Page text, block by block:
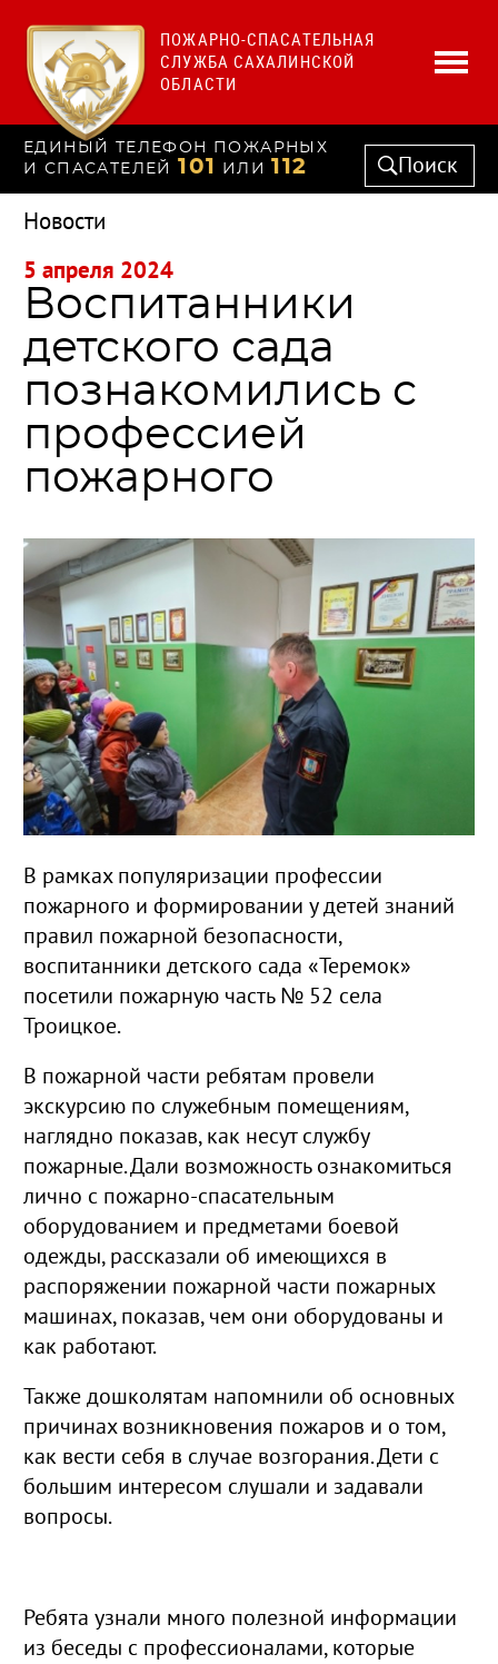
ПОЖАРНО-СПАСАТЕЛЬНАЯ
СЛУЖБА САХАЛИНСКОЙ
ОБЛАСТИ
ЕДИНЫЙ ТЕЛЕФОН ПОЖАРНЫХ
И СПАСАТЕЛЕЙ 101 ИЛИ 112 Поиск
Новости
Воспитанники
детского сада
познакомились с
профессией
пожарного
В рамках популяризации профессии
пожарного и формировании у детей знаний
правил пожарной безопасности,
воспитанники детского сада «Теремок»
посетили пожарную часть № 52 села
Троицкое.
В пожарной части ребятам провели
экскурсию по служебным помещениям,
наглядно показав, как несут службу
пожарные. Дали возможность ознакомиться
лично с пожарно-спасательным
оборудованием и предметами боевой
одежды, рассказали об имеющихся в
распоряжении пожарной части пожарных
машинах, показав, чем они оборудованы и
как работают.
Также дошколятам напомнили об основных
причинах возникновения пожаров и о том,
как вести себя в случае возгорания. Дети с
большим интересом слушали и задавали
вопросы.
Ребята узнали много полезной информации
из беседы с профессионалами, которые
5 апреля 2024